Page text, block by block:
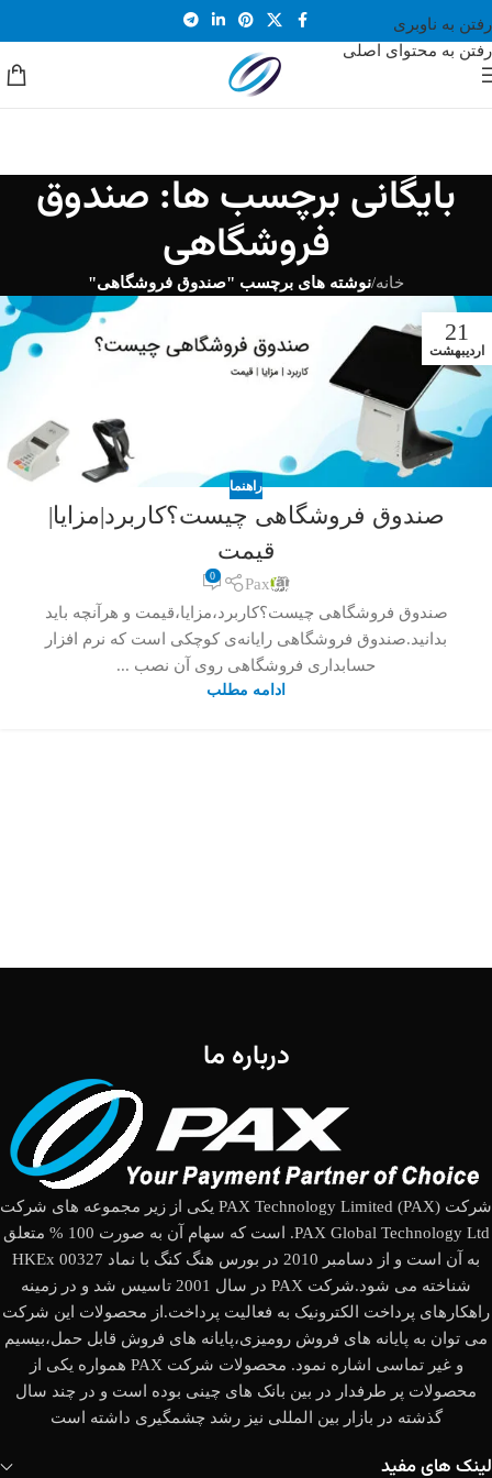
رفتن به ناوبری
رفتن به محتوای اصلی
بایگانی برچسب ها: صندوق
فروشگاهی
خانه/نوشته های برچسب "صندوق فروشگاهی"
21
اردیبهشت
راهنما
صندوق فروشگاهی چیست؟کاربرد|مزایا|
قیمت
Pax
0
صندوق فروشگاهی چیست؟کاربرد،مزایا،قیمت و هرآنچه باید
بدانید.صندوق فروشگاهی رایانه‌ی کوچکی است که نرم افزار
حسابداری فروشگاهی روی آن نصب ...
ادامه مطلب
درباره ما
شرکت (PAX Technology Limited (PAX یکی از زیر مجموعه های شرکت
PAX Global Technology Ltd. است که سهام آن به صورت 100 % متعلق
به آن است و از دسامبر 2010 در بورس هنگ کنگ با نماد HKEx 00327
شناخته می شود.شرکت PAX در سال 2001 تاسیس شد و در زمینه
راهکارهای پرداخت الکترونیک به فعالیت پرداخت.از محصولات این شرکت
می توان به پایانه های فروش رومیزی،پایانه های فروش قابل حمل،بیسیم
و غیر تماسی اشاره نمود. محصولات شرکت PAX همواره یکی از
محصولات پر طرفدار در بین بانک های چینی بوده است و در چند سال
گذشته در بازار بین المللی نیز رشد چشمگیری داشته است
لینک های مفید